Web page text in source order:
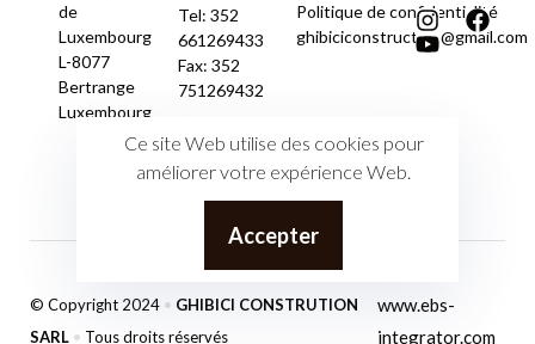
de
Luxembourg
L-8077
Bertrange
Luxembourg
Tel: 352
661269433
Fax: 352
751269432
Politique de confidentialité
ghibiciconstruction@gmail.com
© Copyright 2024 • GHIBICI CONSTRUTION
SARL • Tous droits réservés
www.ebs-
integrator.com
Ce site Web utilise des cookies pour
améliorer votre expérience Web.
Accepter